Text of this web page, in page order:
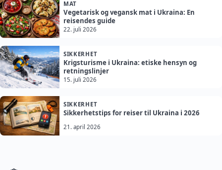
MAT
Vegetarisk og vegansk mat i Ukraina: En
reisendes guide
22. juli 2026
SIKKERHET
Krigsturisme i Ukraina: etiske hensyn og
retningslinjer
15. juli 2026
SIKKERHET
Sikkerhetstips for reiser til Ukraina i 2026
21. april 2026